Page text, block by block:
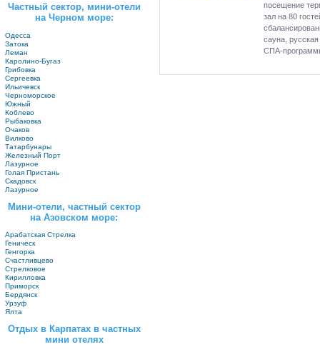
Частный сектор, мини-отели
на Черном море:
Одесса
Затока
Леман
Каролино-Бугаз
Грибовка
Сергеевка
Ильичевск
Черноморское
Южный
Коблево
Рыбаковка
Очаков
Вилково
Татарбунары
Железный Порт
Лазурное
Голая Пристань
Скадовск
Лазурное
Мини-отели, частный сектор
на Азовском море:
Арабатская Стрелка
Геническ
Генгорка
Счастливцево
Стрелковое
Кирилловка
Приморск
Бердянск
Урзуф
Ялта
Отдых в Карпатах в частных
мини отелях
посещение
зал на 80
сауна,
СПА-